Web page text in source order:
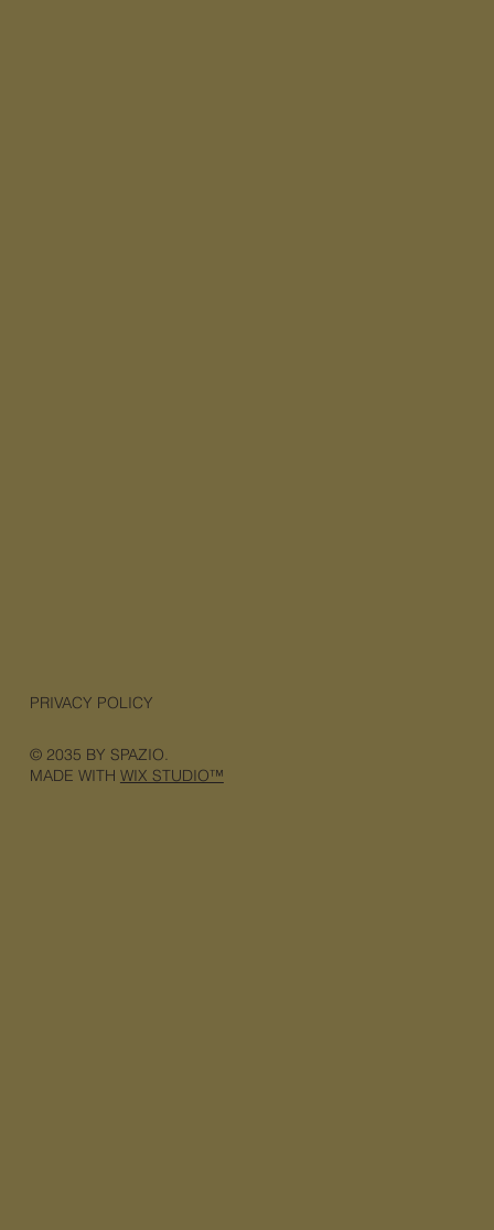
PRIVACY POLICY
© 2035 BY SPAZIO.
MADE WITH WIX STUDIO™